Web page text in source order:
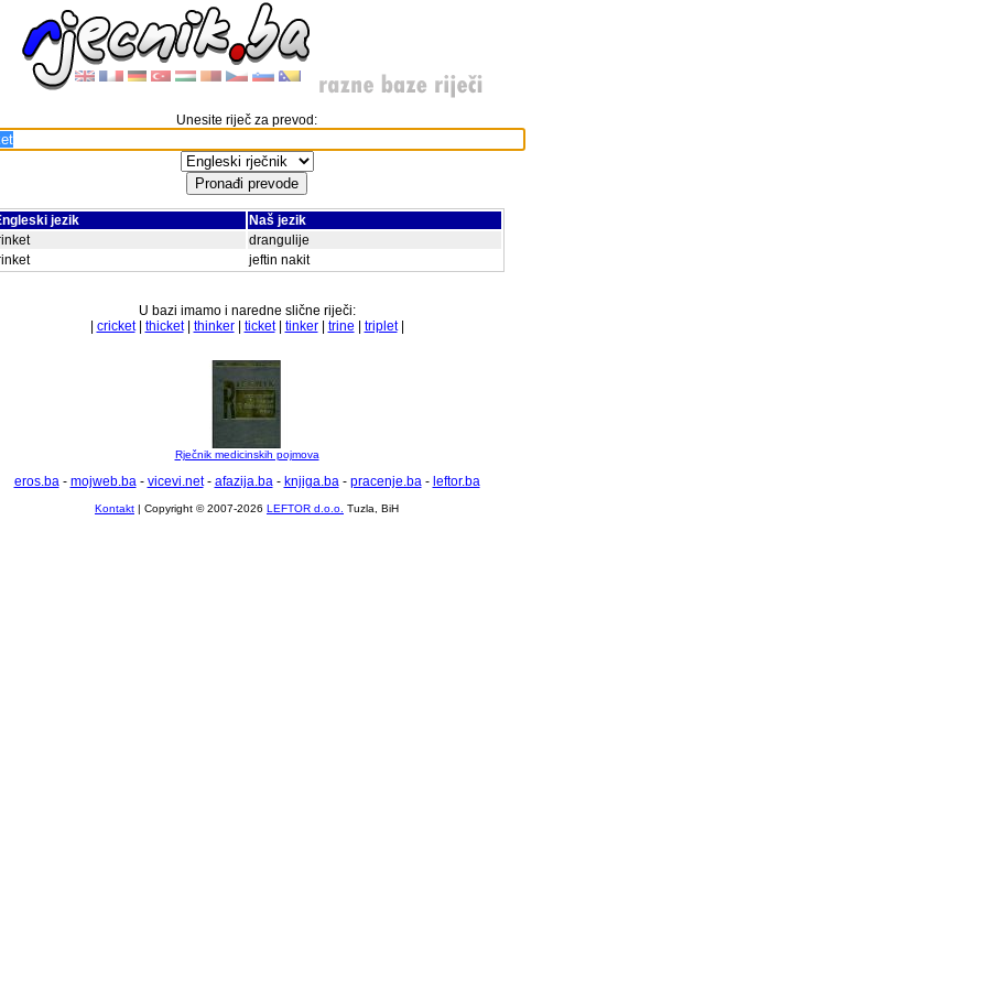
Unesite riječ za prevod:
jezik
Naš jezik
drangulije
jeftin nakit
U bazi imamo i naredne slične riječi:
cricket| thicket| thinker| ticket| tinker| trine triplet|
Rječnik medicinskih pojmova
eros.ba- mojweb.ba- vicevi.net- afazija.ba- knjiga.ba- pracenje.ba- leftor.ba
Kontakt | Copyright © 2007-2026 LEFTOR d.o.o. Tuzla, BiH